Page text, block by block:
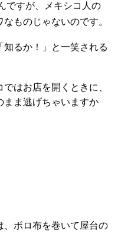
ですが、メキシコ人の
ものじゃないのです。
るか！」と一笑される
はお店を開くときに、
まま逃げちゃいますか
、ボロ布を巻いて屋台の